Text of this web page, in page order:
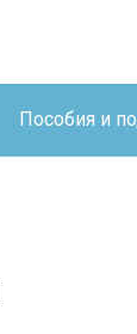
Пособия и